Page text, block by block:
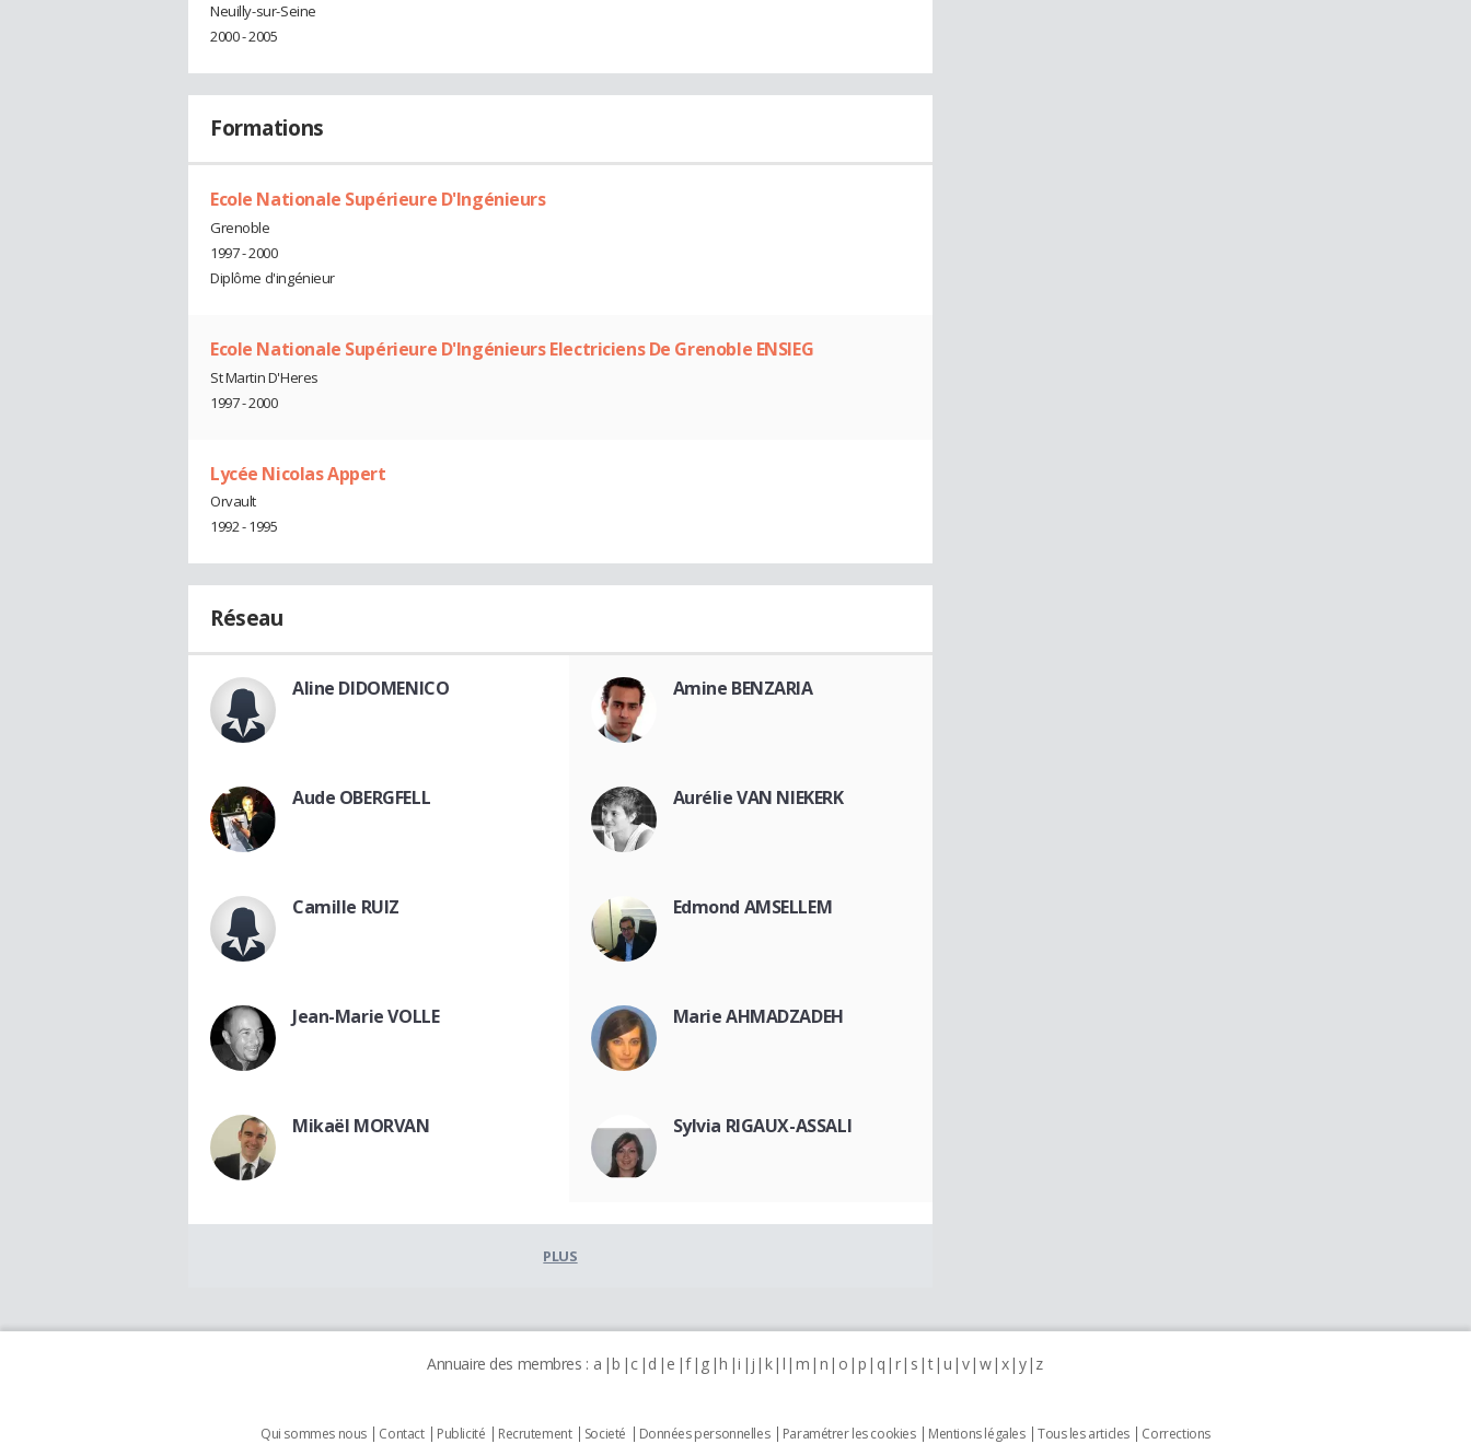
Neuilly-sur-Seine
2000 - 2005
Formations
Ecole Nationale Supérieure D'Ingénieurs
Grenoble
1997 - 2000
Diplôme d'ingénieur
Ecole Nationale Supérieure D'Ingénieurs Electriciens De Grenoble ENSIEG
St Martin D'Heres
1997 - 2000
Lycée Nicolas Appert
Orvault
1992 - 1995
Réseau
Aline DIDOMENICO Amine BENZARIA
Aude OBERGFELL Aurélie VAN NIEKERK
Camille RUIZ Edmond AMSELLEM
Jean-Marie VOLLE Marie AHMADZADEH
Mikaël MORVAN Sylvia RIGAUX-ASSALI
PLUS
Annuaire des membres : a b c d e f g h i j k l m n o p q r s t u v w x y z
Qui sommes nous Contact Publicité Recrutement Societé Données personnelles Paramétrer les cookies Mentions légales Tous les articles
Corrections